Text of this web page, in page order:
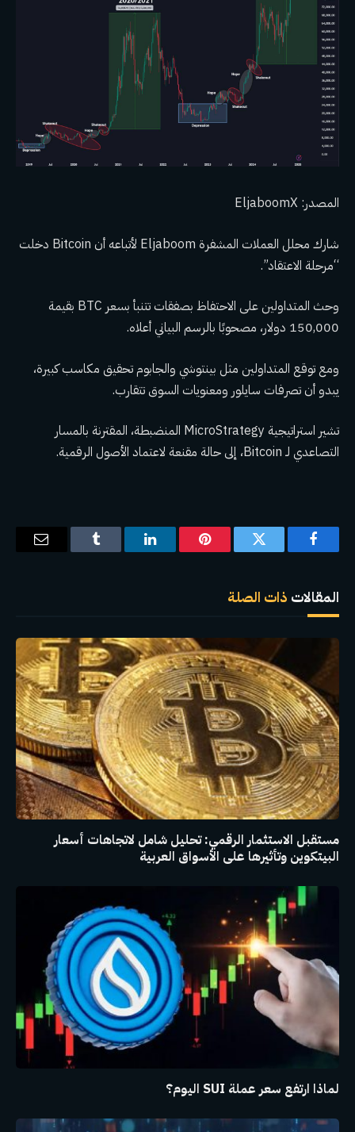
المصدر: EljaboomX
شارك محلل العملات المشفرة Eljaboom لأتباعه أن Bitcoin دخلت
“مرحلة الاعتقاد”.
وحث المتداولين على الاحتفاظ بصفقات تتنبأ بسعر BTC بقيمة
150,000 دولار، مصحوبًا بالرسم البياني أعلاه.
ومع توقع المتداولين مثل بينتوشي والجابوم تحقيق مكاسب كبيرة،
يبدو أن تصرفات سايلور ومعنويات السوق تتقارب.
تشير استراتيجية MicroStrategy المنضبطة، المقترنة بالمسار
التصاعدي لـ Bitcoin، إلى حالة مقنعة لاعتماد الأصول الرقمية.
فيسبوك تويتر بينتيريستلينكدإن Tumblr
البريد
المقالات ذات الصلة
مستقبل الاستثمار الرقمي: تحليل شامل لاتجاهات أسعار
البيتكوين وتأثيرها على الأسواق العربية
لماذا ارتفع سعر عملة SUI اليوم؟